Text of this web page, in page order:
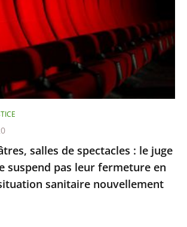
salles de spectacles : le juge
suspend pas leur fermeture en
sanitaire nouvellement